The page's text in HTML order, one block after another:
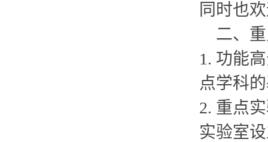
同时也
二、重
1. 功能
点学科
2. 重点
实验室